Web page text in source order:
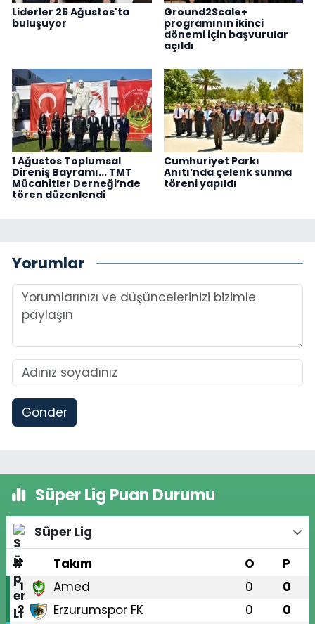
Liderler 26 Ağustos'ta
buluşuyor
Ground2Scale+
programının ikinci
dönemi için başvurular
açıldı
1 Ağustos Toplumsal
Direniş Bayramı... TMT
Mücahitler Derneği’nde
tören düzenlendi
Cumhuriyet Parkı
Anıtı’nda çelenk sunma
töreni yapıldı
Yorumlar
Gönder
Süper Lig Puan Durumu
Süper Lig
#
Takım O P
1 Amed 0 0
2 Erzurumspor FK 0 0